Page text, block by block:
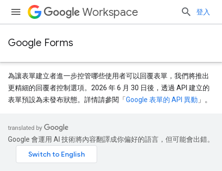
Workspace 登入
Google Forms
為讓表單建立者進一步控管哪些使用者可以回覆表單，我們將推出
更精細的回覆者控制選項。2026 年 6 月 30 日後，透過 API 建立的
表單預設為未發布狀態。詳情請參閱「Google 表單的 API 異動 」。
Google 會運用 AI 技術將內容翻譯成你偏好的語言，但可能會出錯。